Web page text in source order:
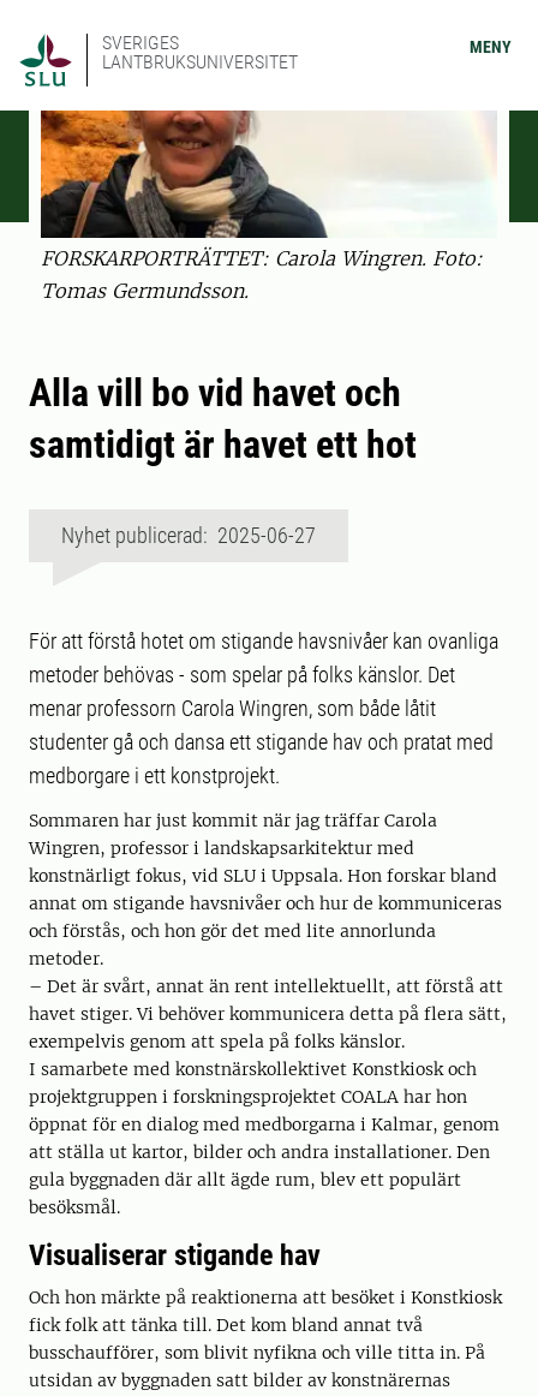
SVERIGES
LANTBRUKSUNIVERSITET
MENY
FORSKARPORTRÄTTET: Carola Wingren. Foto:
Tomas Germundsson.
Alla vill bo vid havet och
samtidigt är havet ett hot
Nyhet publicerad: 2025-06-27
För att förstå hotet om stigande havsnivåer kan ovanliga
metoder behövas - som spelar på folks känslor. Det
menar professorn Carola Wingren, som både låtit
studenter gå och dansa ett stigande hav och pratat med
medborgare i ett konstprojekt.
Sommaren har just kommit när jag träffar Carola
Wingren, professor i landskapsarkitektur med
konstnärligt fokus, vid SLU i Uppsala. Hon forskar bland
annat om stigande havsnivåer och hur de kommuniceras
och förstås, och hon gör det med lite annorlunda
metoder.
– Det är svårt, annat än rent intellektuellt, att förstå att
havet stiger. Vi behöver kommunicera detta på flera sätt,
exempelvis genom att spela på folks känslor.
I samarbete med konstnärskollektivet Konstkiosk och
projektgruppen i forskningsprojektet COALA har hon
öppnat för en dialog med medborgarna i Kalmar, genom
att ställa ut kartor, bilder och andra installationer. Den
gula byggnaden där allt ägde rum, blev ett populärt
besöksmål.
Visualiserar stigande hav
Och hon märkte på reaktionerna att besöket i Konstkiosk
fick folk att tänka till. Det kom bland annat två
busschaufförer, som blivit nyfikna och ville titta in. På
utsidan av byggnaden satt bilder av konstnärernas